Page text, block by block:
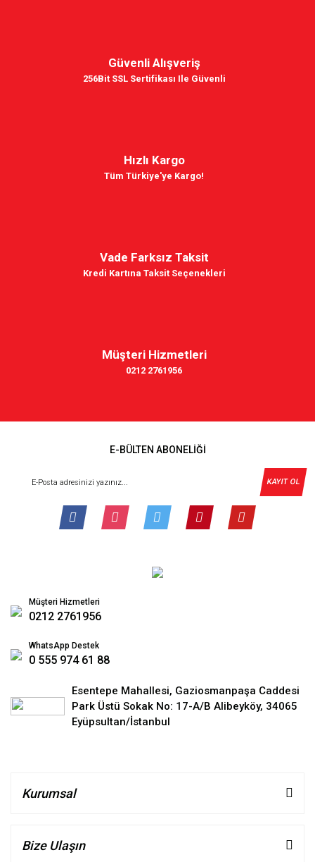
Güvenli Alışveriş
256Bit SSL Sertifikası Ile Güvenli
Hızlı Kargo
Tüm Türkiye'ye Kargo!
Vade Farksız Taksit
Kredi Kartına Taksit Seçenekleri
Müşteri Hizmetleri
0212 2761956
E-BÜLTEN ABONELİĞİ
KAYIT OL
Müşteri Hizmetleri
0212 2761956
WhatsApp Destek
0 555 974 61 88
Esentepe Mahallesi, Gaziosmanpaşa Caddesi
Park Üstü Sokak No: 17-A/B Alibeyköy, 34065
Eyüpsultan/İstanbul
Kurumsal
Bize Ulaşın